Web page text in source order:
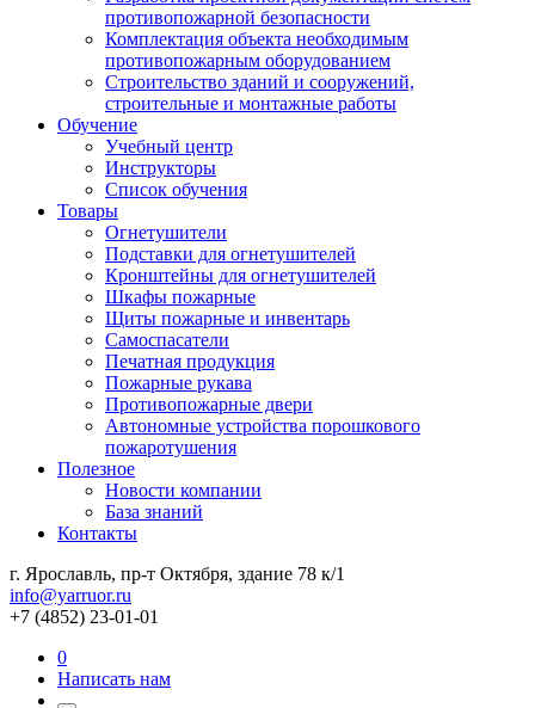
противопожарной безопасности
Комплектация объекта необходимым
противопожарным оборудованием
Строительство зданий и сооружений,
строительные и монтажные работы
Обучение
Учебный центр
Инструкторы
Список обучения
Товары
Огнетушители
Подставки для огнетушителей
Кронштейны для огнетушителей
Шкафы пожарные
Щиты пожарные и инвентарь
Самоспасатели
Печатная продукция
Пожарные рукава
Противопожарные двери
Автономные устройства порошкового
пожаротушения
Полезное
Новости компании
База знаний
Контакты
г. Ярославль, пр-т Октября, здание 78 к/1
info@yarruor.ru
+7 (4852) 23-01-01
0
Написать нам